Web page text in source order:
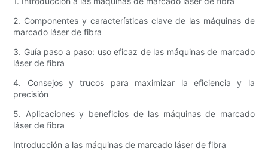
2. Componentes y características clave de las máquinas de
marcado láser de fibra
3. Guía paso a paso: uso eficaz de las máquinas de marcado
láser de fibra
4. Consejos y trucos para maximizar la eficiencia y la
precisión
5. Aplicaciones y beneficios de las máquinas de marcado
láser de fibra
Introducción a las máquinas de marcado láser de fibra